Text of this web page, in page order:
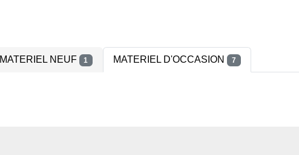
MATERIEL NEUF 1 MATERIEL D'OCCASION 7